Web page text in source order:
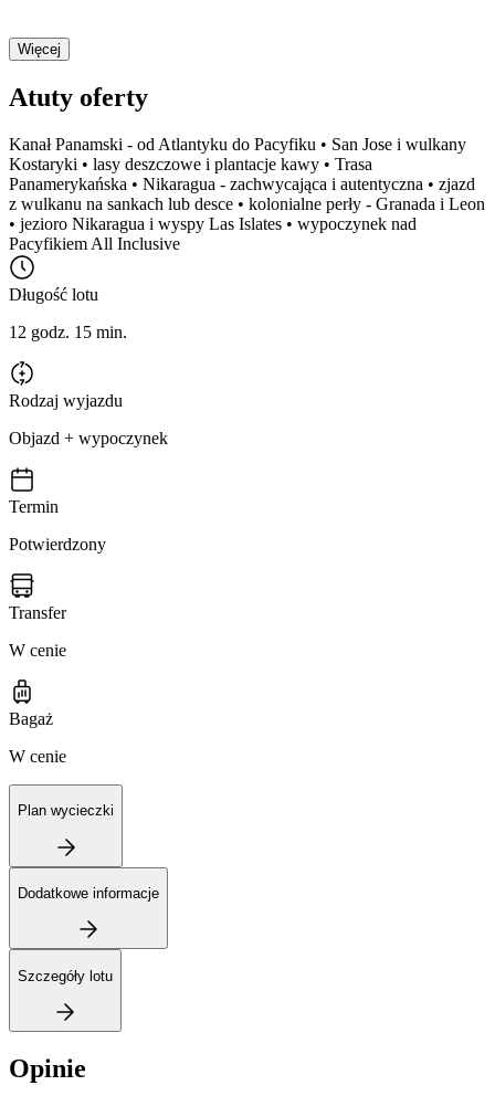
Więcej
Atuty oferty
Kanał Panamski - od Atlantyku do Pacyfiku • San Jose i wulkany
Kostaryki • lasy deszczowe i plantacje kawy • Trasa
Panamerykańska • Nikaragua - zachwycająca i autentyczna • zjazd
z wulkanu na sankach lub desce • kolonialne perły - Granada i Leon
• jezioro Nikaragua i wyspy Las Islates • wypoczynek nad
Pacyfikiem All Inclusive
Długość lotu
12 godz. 15 min.
Rodzaj wyjazdu
Objazd + wypoczynek
Termin
Potwierdzony
Transfer
W cenie
Bagaż
W cenie
Plan wycieczki
Dodatkowe informacje
Szczegóły lotu
Opinie